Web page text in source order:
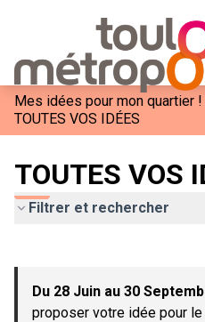
Mes idées pour mon quartier !
TOUTES VOS IDÉES
TOUTES VOS
Filtrer et rechercher
−
Du 28 Juin au 30
proposer votre idée pour